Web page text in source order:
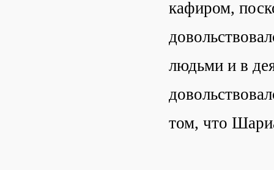
кафиром,
людьми и в
том, что